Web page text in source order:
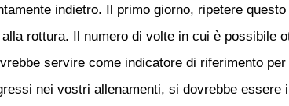
indietro. Il primo giorno, ripetere
rottura. Il numero di volte in cui è possibile
servire come indicatore di riferimento
nei vostri allenamenti, si dovrebbe essere